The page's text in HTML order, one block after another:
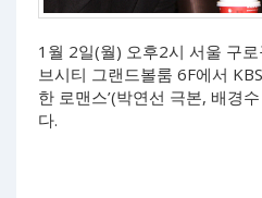
1월 2일(월) 오후2시 서울 구
브시티 그랜드볼룸 6F에서
한 로맨스’(박연선 극본, 배경
다.